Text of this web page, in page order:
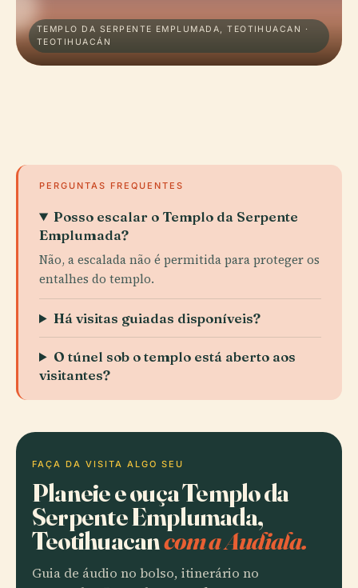
TEMPLO DA SERPENTE EMPLUMADA, TEOTIHUACAN ·
TEOTIHUACÁN
PERGUNTAS FREQUENTES
Posso escalar o Templo da Serpente
Emplumada?
Não, a escalada não é permitida para proteger os
entalhes do templo.
Há visitas guiadas disponíveis?
O túnel sob o templo está aberto aos
visitantes?
FAÇA DA VISITA ALGO SEU
Planeie e ouça Templo da
Serpente Emplumada,
Teotihuacancom a Audiala.
Guia de áudio no bolso, itinerário no